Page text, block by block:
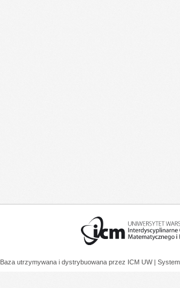
Baza utrzymywana i dystrybuowana przez ICM UW |